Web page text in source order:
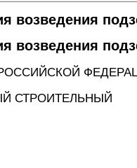
возведения
возведения
СТРОИТЕЛЬНЫЙ